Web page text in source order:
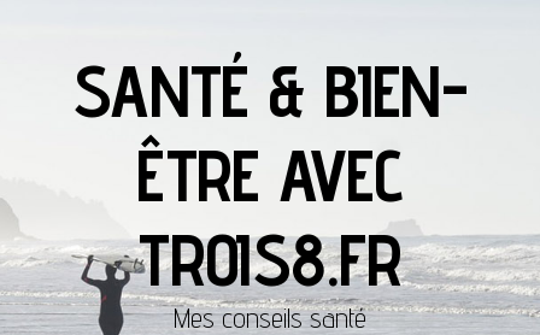
SANTÉ & BIEN-
ÊTRE AVEC
TROIS8.FR
Mes conseils santé